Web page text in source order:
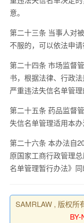
意。
第二十三条 当事人对
不服的，可以依法申
第二十四条 市场监督
书，根据法律、行政
严重违法失信名单管理
第二十五条 药品监督
失信名单管理适用本办
第二十六条 本办法自
原国家工商行政管理
名单管理暂行办法》同
SAMRLAW , 版权所
BY-